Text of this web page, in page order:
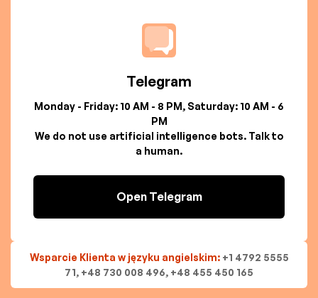
Telegram
Monday - Friday: 10 AM - 8 PM, Saturday: 10 AM - 6
PM
We do not use artificial intelligence bots. Talk to
a human.
Open Telegram
Wsparcie Klienta w języku angielskim: +1 4792 5555
71, +48 730 008 496, +48 455 450 165